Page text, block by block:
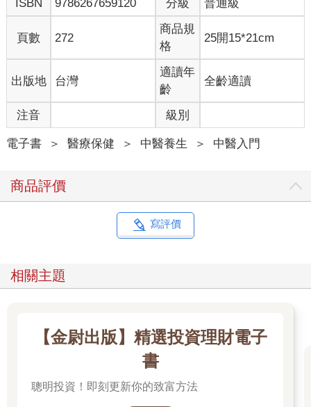
ISBN
9786267659120 分級 普通級
頁數 272
商品規
格
25開15*21cm
出版地 台灣
適讀年
齡
全齡適讀
注音 級別
電子書 ＞ 醫療保健 ＞ 中醫養生 ＞ 中醫入門
商品評價
寫評價
相關主題
【金尉出版】精選投資理財電子
書
聰明投資！即刻更新你的致富方法